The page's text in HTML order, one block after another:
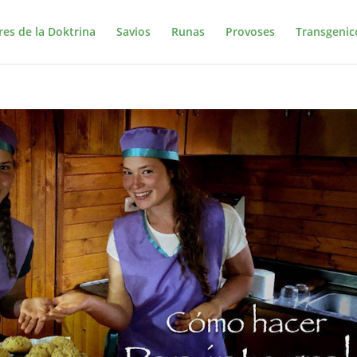
de la Doktrina Savios Runas Provoses